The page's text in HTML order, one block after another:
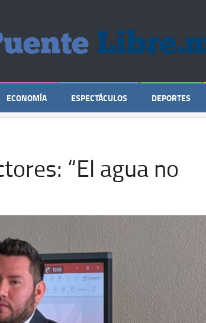
ECONOMÍA ESPECTÁCULOS DEPORTES
“El agua no